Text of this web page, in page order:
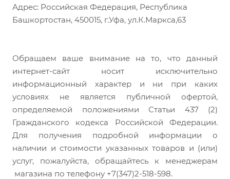
Адрес: Российская Федерация, Республика
Башкортостан, 450015, г.Уфа, ул.К.Маркса,63
Обращаем ваше внимание на то, что данный
интернет-сайт носит исключительно
информационный характер и ни при каких
условиях не является публичной офертой,
определяемой положениями Статьи 437 (2)
Гражданского кодекса Российской Федерации.
Для получения подробной информации о
наличии и стоимости указанных товаров и (или)
услуг, пожалуйста, обращайтесь к менеджерам
магазина по телефону +7(347)2-518-598.